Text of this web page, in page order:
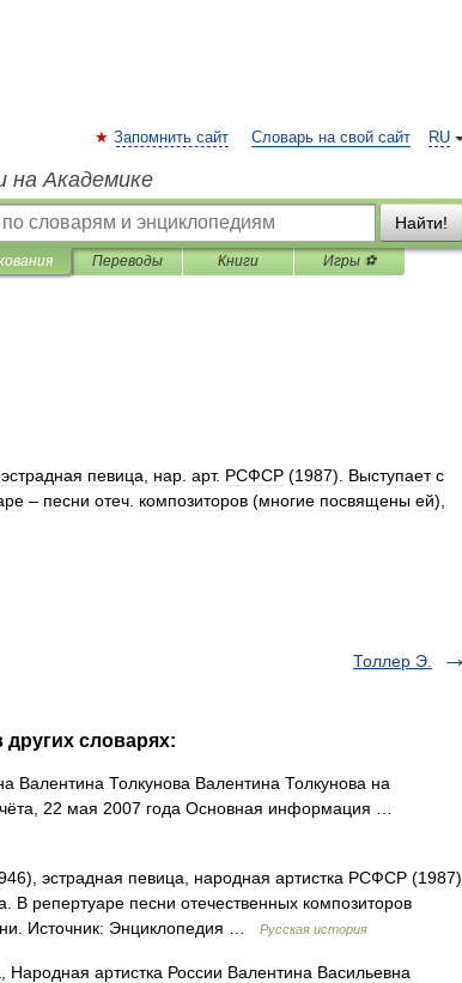
RU
Запомнить сайт Словарь на свой сайт
на Академике
Найти!
Переводы Книги Игры ⚽
эстрадная певица нар арт. РСФСР (1987). Выступает с
– песни отеч композиторов (многие посвящены ей),
Толлер Э.
словарях:
Валентина Толкунова Валентина Толкунова на
22 мая 2007 года Основная информация …
эстрадная певица, народная артистка РСФСР (1987).
В репертуаре песни отечественных композиторов
Источник: Энциклопедия …
Русская история
артистка России Валентина Васильевна